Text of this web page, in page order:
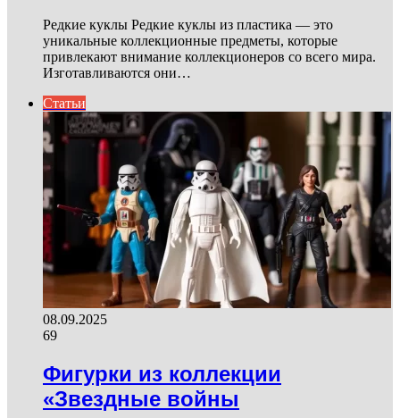
Редкие куклы Редкие куклы из пластика — это
уникальные коллекционные предметы, которые
привлекают внимание коллекционеров со всего мира.
Изготавливаются они…
Статьи
08.09.2025
69
Фигурки из коллекции
«Звездные войны